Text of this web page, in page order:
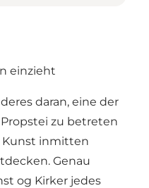
einzieht
daran, eine der
zu betreten
Kunst inmitten
Genau
og Kirker jedes